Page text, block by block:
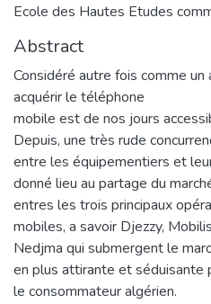
Ecole des Hautes Etudes
Abstract
Considéré autre fois comme
acquérir le téléphone
mobile est de nos jours
Depuis, une très rude
entre les équipementiers et
donné lieu au partage du
entres les trois principaux
mobiles, a savoir Djezzy,
Nedjma qui submergent le
en plus attirante et séduisante
le consommateur algérien.